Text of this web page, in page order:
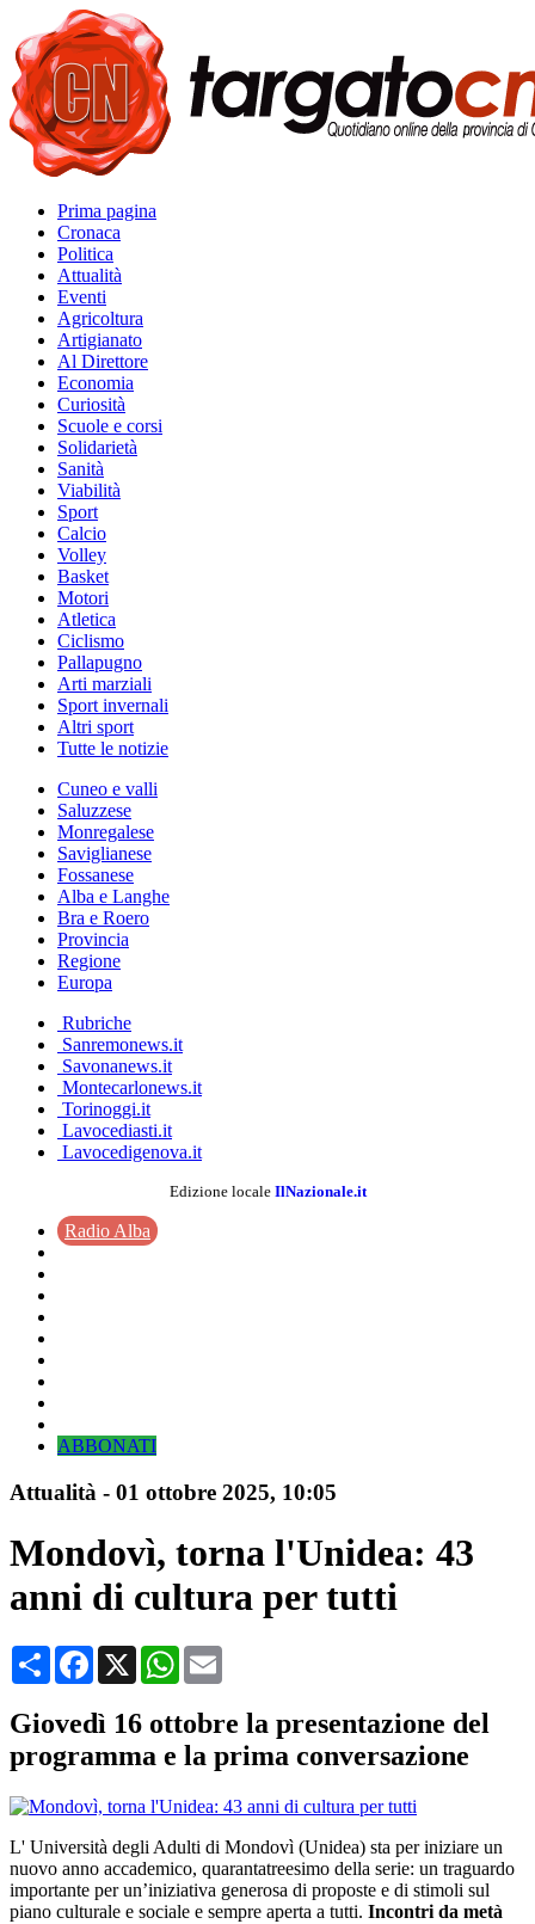
Prima pagina
Cronaca
Politica
Attualità
Eventi
Agricoltura
Artigianato
Al Direttore
Economia
Curiosità
Scuole e corsi
Solidarietà
Sanità
Viabilità
Sport
Calcio
Volley
Basket
Motori
Atletica
Ciclismo
Pallapugno
Arti marziali
Sport invernali
Altri sport
Tutte le notizie
Cuneo e valli
Saluzzese
Monregalese
Saviglianese
Fossanese
Alba e Langhe
Bra e Roero
Provincia
Regione
Europa
Rubriche
Sanremonews.it
Savonanews.it
Montecarlonews.it
Torinoggi.it
Lavocediasti.it
Lavocedigenova.it
Edizione locale IlNazionale.it
Radio Alba
ABBONATI
Attualità - 01 ottobre 2025, 10:05
Mondovì, torna l'Unidea: 43
anni di cultura per tutti
CondividiFacebook
X WhatsApp
Giovedì 16 ottobre la presentazione del
programma e la prima conversazione
L' Università degli Adulti di Mondovì (Unidea) sta per iniziare un
nuovo anno accademico, quarantatreesimo della serie: un traguardo
importante per un’iniziativa generosa di proposte e di stimoli sul
piano culturale e sociale e sempre aperta a tutti. Incontri da metà